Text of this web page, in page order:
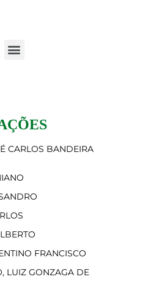
CARLOS BANDEIRA
FRANCISCO
LUIZ GONZAGA DE